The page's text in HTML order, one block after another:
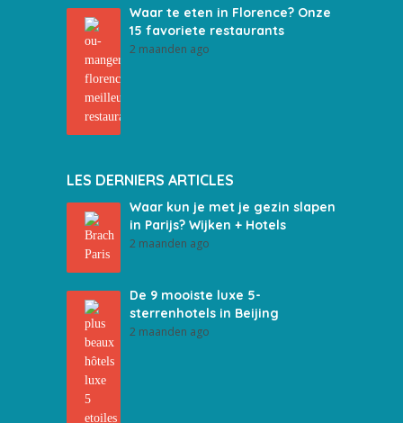
Waar te eten in Florence? Onze
15 favoriete restaurants
2 maanden ago
LES DERNIERS ARTICLES
Waar kun je met je gezin slapen
in Parijs? Wijken + Hotels
2 maanden ago
De 9 mooiste luxe 5-
sterrenhotels in Beijing
2 maanden ago